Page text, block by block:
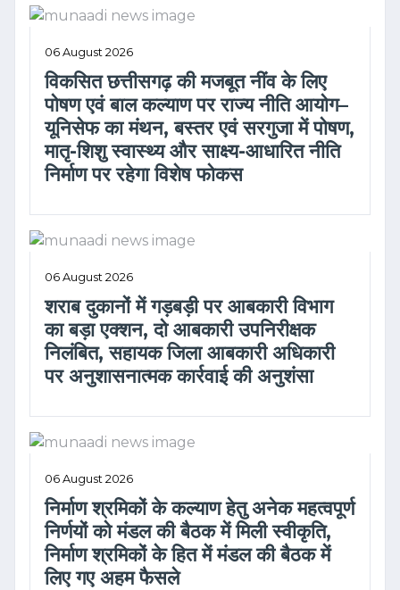
06 August 2026
विकसित छत्तीसगढ़ की मजबूत नींव के लिए
पोषण एवं बाल कल्याण पर राज्य नीति आयोग–
यूनिसेफ का मंथन, बस्तर एवं सरगुजा में पोषण,
मातृ-शिशु स्वास्थ्य और साक्ष्य-आधारित नीति
निर्माण पर रहेगा विशेष फोकस
06 August 2026
शराब दुकानों में गड़बड़ी पर आबकारी विभाग
का बड़ा एक्शन, दो आबकारी उपनिरीक्षक
निलंबित, सहायक जिला आबकारी अधिकारी
पर अनुशासनात्मक कार्रवाई की अनुशंसा
06 August 2026
निर्माण श्रमिकों के कल्याण हेतु अनेक महत्वपूर्ण
निर्णयों को मंडल की बैठक में मिली स्वीकृति,
निर्माण श्रमिकों के हित में मंडल की बैठक में
लिए गए अहम फैसले